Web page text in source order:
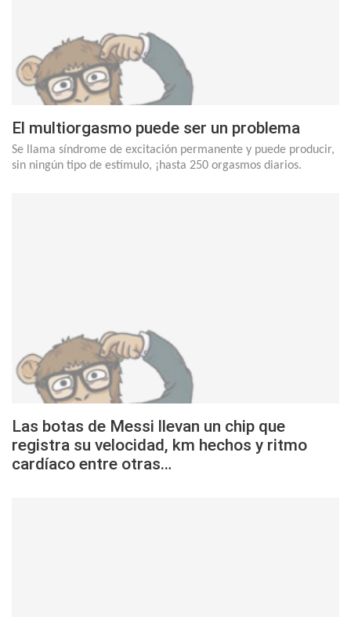
El multiorgasmo puede ser un problema
Se llama síndrome de excitación permanente y puede producir,
sin ningún tipo de estímulo, ¡hasta 250 orgasmos diarios.
Las botas de Messi llevan un chip que
registra su velocidad, km hechos y ritmo
cardíaco entre otras…